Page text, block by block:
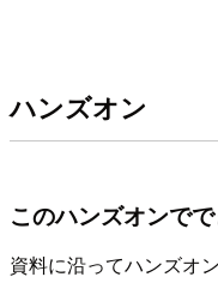
ハンズオン
このハンズオンで
資料に沿ってハンズオ